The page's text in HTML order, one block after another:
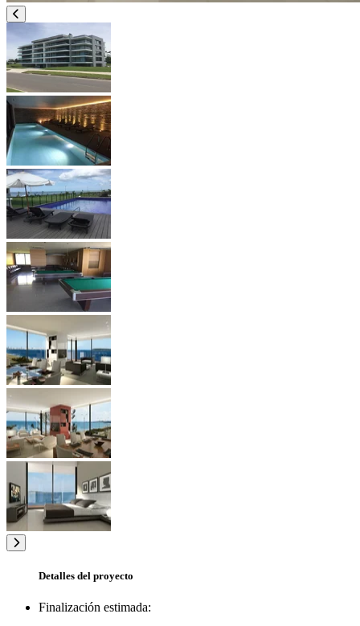
Detalles del proyecto
Finalización estimada: